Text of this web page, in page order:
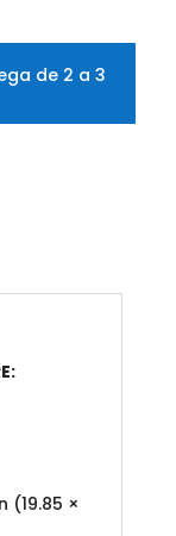
de 2 a 3
(19.85 ×